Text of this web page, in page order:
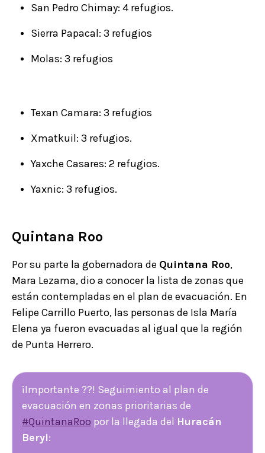
San Pedro Chimay: 4 refugios.
Sierra Papacal: 3 refugios
Molas: 3 refugios
Texan Camara: 3 refugios
Xmatkuil: 3 refugios.
Yaxche Casares: 2 refugios.
Yaxnic: 3 refugios.
Quintana Roo
Por su parte la gobernadora de Quintana Roo,
Mara Lezama, dio a conocer la lista de zonas que
están contempladas en el plan de evacuación. En
Felipe Carrillo Puerto, las personas de Isla María
Elena ya fueron evacuadas al igual que la región
de Punta Herrero.
¡Importante ??! Seguimiento al plan de
evacuación en zonas prioritarias de
#QuintanaRoo por la llegada del Huracán
Beryl: